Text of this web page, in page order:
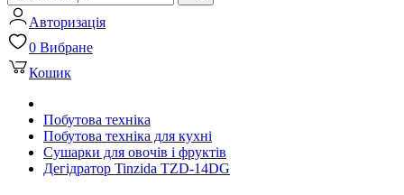
Авторизація
0 Вибране
Кошик
Побутова техніка
Побутова техніка для кухні
Сушарки для овочів і фруктів
Дегідратор Tinzida TZD-14DG